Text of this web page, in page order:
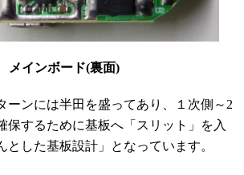
メインボード(裏面)
ーンには半田を盛ってあり、１次側～2
保するために基板へ「スリット」を入
とした基板設計」となっています。